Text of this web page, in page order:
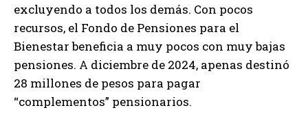
excluyendo a todos los demás. Con pocos
recursos, el Fondo de Pensiones para el
Bienestar beneficia a muy pocos con muy bajas
pensiones. A diciembre de 2024, apenas destinó
28 millones de pesos para pagar
“complementos” pensionarios.